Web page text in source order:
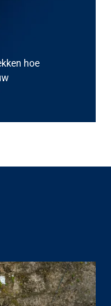
hoe